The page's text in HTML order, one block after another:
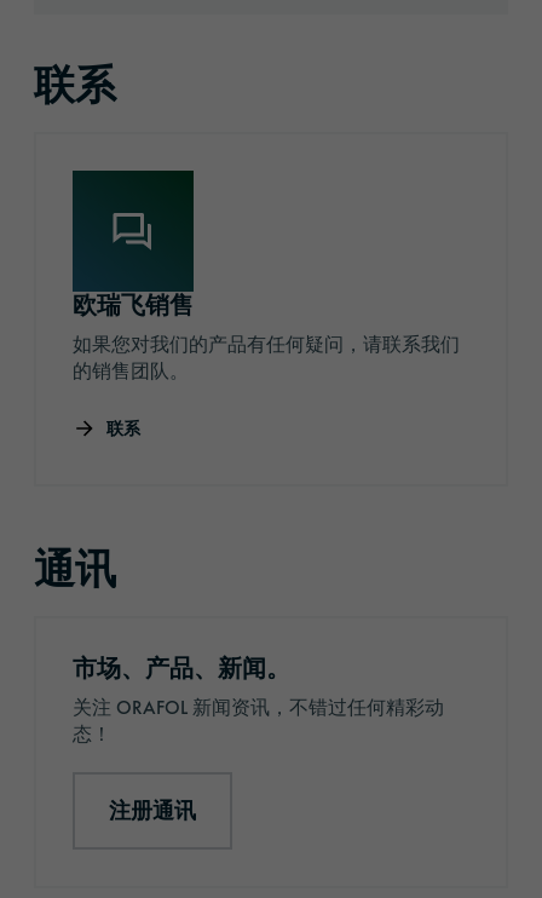
联系
欧瑞飞销售
如果您对我们的产品有任何疑问，请联系我们
的销售团队。
联系
通讯
市场、产品、新闻。
关注 ORAFOL 新闻资讯，不错过任何精彩动
态！
注册通讯